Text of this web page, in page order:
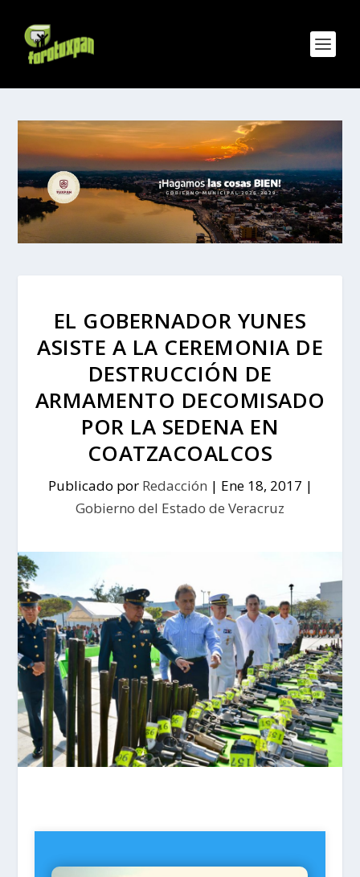
EL GOBERNADOR YUNES
ASISTE A LA CEREMONIA DE
DESTRUCCIÓN DE
ARMAMENTO DECOMISADO
POR LA SEDENA EN
COATZACOALCOS
Publicado por Redacción | Ene 18, 2017 |
Gobierno del Estado de Veracruz